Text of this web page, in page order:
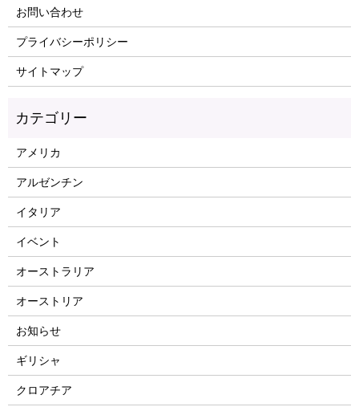
お問い合わせ
プライバシーポリシー
サイトマップ
アメリカ
アルゼンチン
イタリア
イベント
オーストラリア
オーストリア
お知らせ
ギリシャ
クロアチア